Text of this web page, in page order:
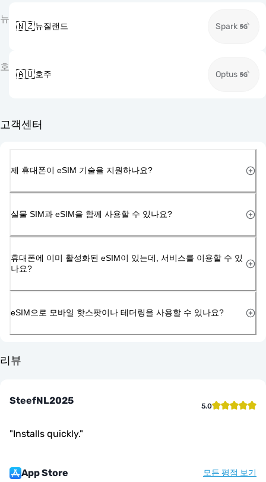
뉴
🇳🇿뉴질랜드 Spark
호
🇦🇺호주 Optus
고객센터
제 휴대폰이 eSIM 기술을 지원하나요?
실물 SIM과 eSIM을 함께 사용할 수 있나요?
휴대폰에 이미 활성화된 eSIM이 있는데, 서비스를 이용할 수 있
나요?
eSIM으로 모바일 핫스팟이나 테더링을 사용할 수 있나요?
리뷰
SteefNL2025 5.0
"Installs quickly."
App Store 모든 평점 보기